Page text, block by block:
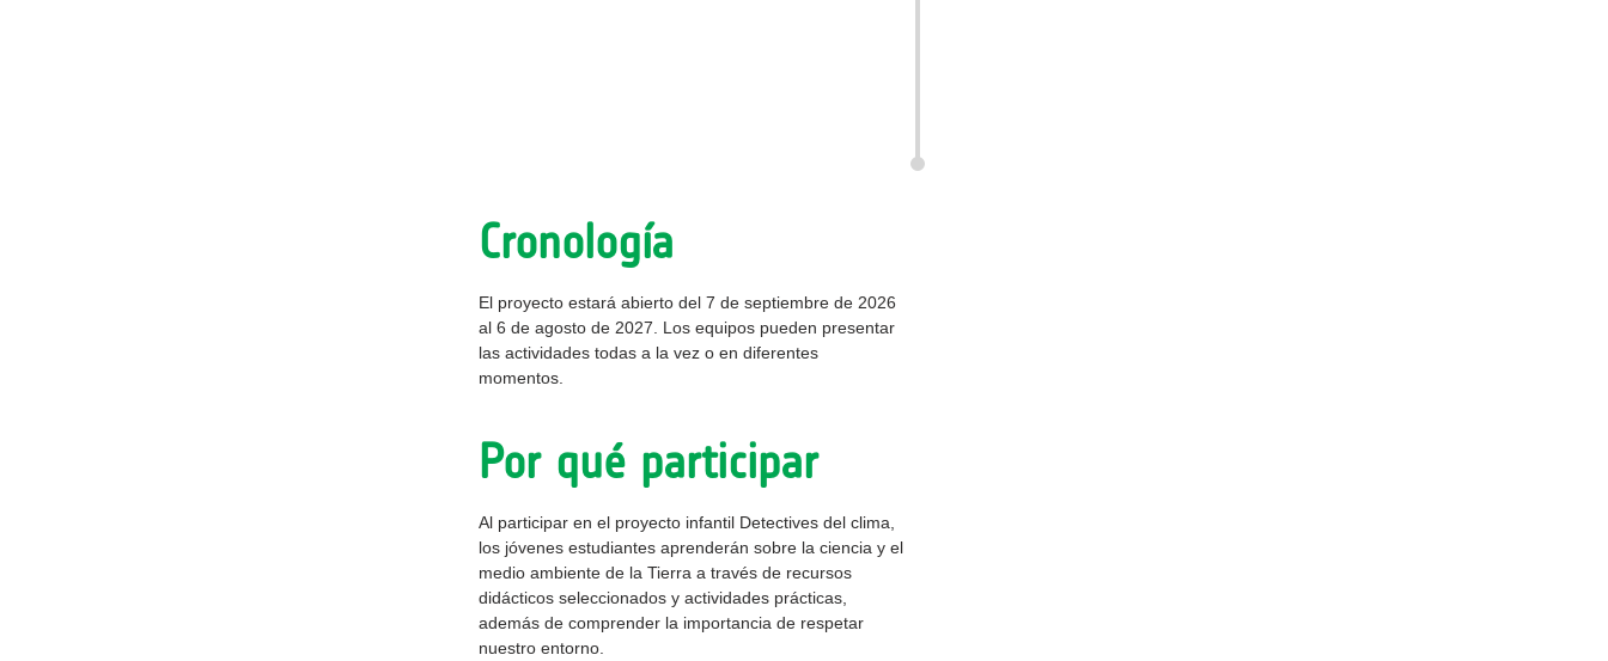
Cronología
El proyecto estará abierto del 7 de septiembre de 2026
al 6 de agosto de 2027. Los equipos pueden presentar
las actividades todas a la vez o en diferentes
momentos.
Por qué participar
Al participar en el proyecto infantil Detectives del clima,
los jóvenes estudiantes aprenderán sobre la ciencia y el
medio ambiente de la Tierra a través de recursos
didácticos seleccionados y actividades prácticas,
además de comprender la importancia de respetar
nuestro entorno.